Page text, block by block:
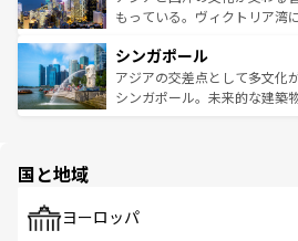
が旅行者を迎えてくれるので
参照してほしい。
いビーチでリゾート気分を楽
激する。気候は一年中温暖で
が待っている。親しみやすい
た文化、そして多様な観光資
もっている。ヴィクトリア湾
み、どこを訪れても感動する
ており、効率よく見どころを
うな絶景から文化的な体験ま
シンガポール
アジアの交差点として多文化
シンガポール。未来的な建築
で、ホーカーズは地元の風情
国と地域
ヨーロッパ